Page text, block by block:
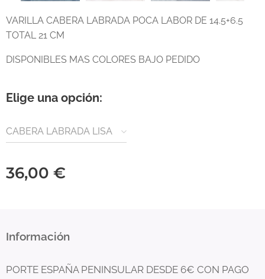
VARILLA CABERA LABRADA POCA LABOR DE 14.5+6.5
TOTAL 21 CM
DISPONIBLES MAS COLORES BAJO PEDIDO
Elige una opción:
CABERA LABRADA LISA
36,00 €
Información
PORTE ESPAÑA PENINSULAR DESDE 6€ CON PAGO